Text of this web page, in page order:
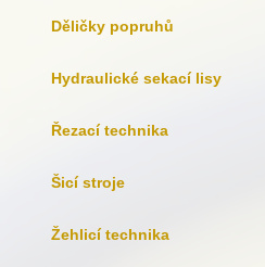
Děličky popruhů
Hydraulické sekací lisy
Řezací technika
Šicí stroje
Žehlicí technika